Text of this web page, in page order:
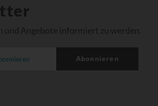
und Angebote informiert zu werden.
Abonnieren